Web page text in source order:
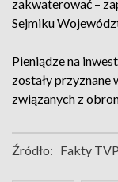
zakwaterować –
Sejmiku
Pieniądze na
zostały przyznane
związanych z
Źródło: Fakty